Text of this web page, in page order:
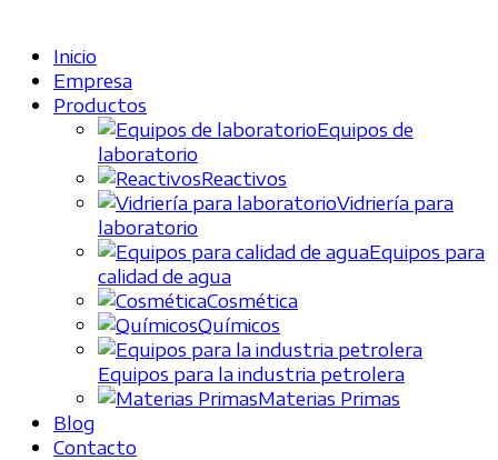
Inicio
Empresa
Productos
Equipos de
laboratorio
Reactivos
Vidriería para
laboratorio
Equipos para
calidad de agua
Cosmética
Químicos
Equipos para la industria petrolera
Materias Primas
Blog
Contacto